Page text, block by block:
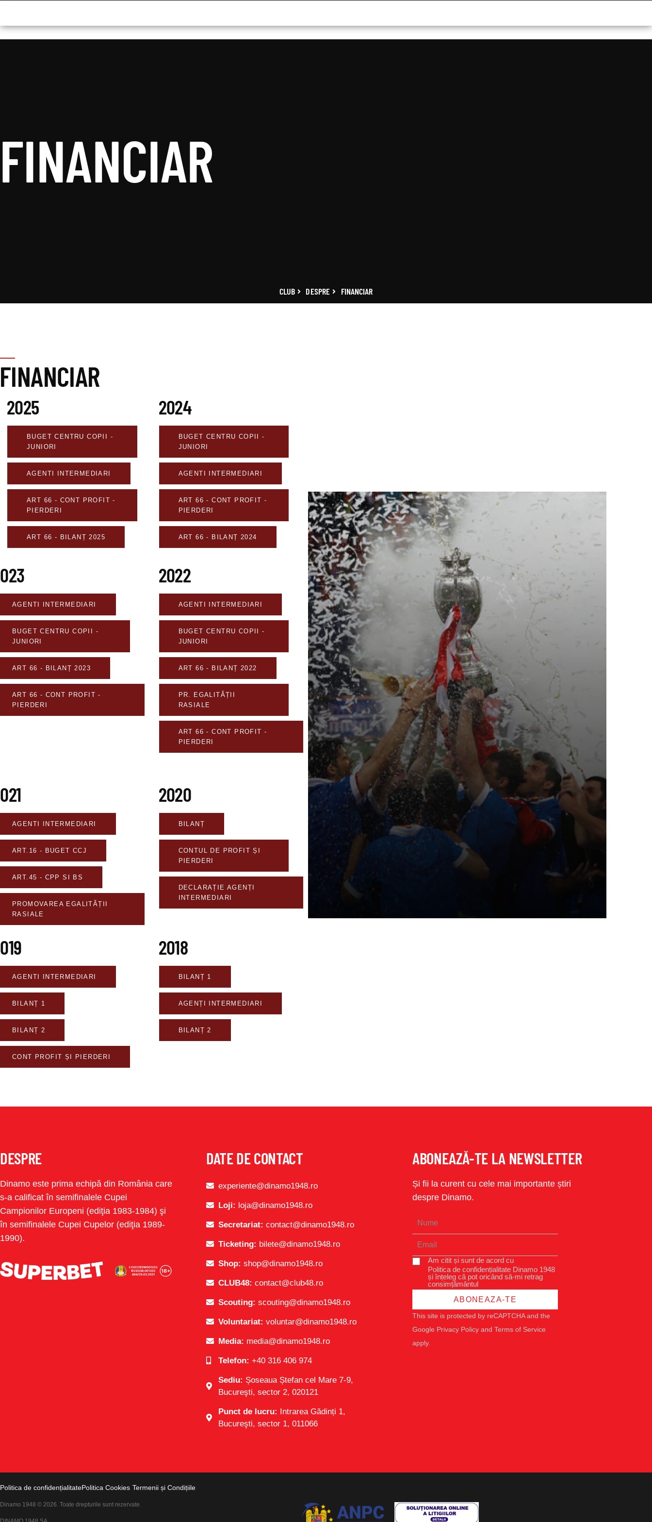
FINANCIAR
CLUB DESPRE FINANCIAR
FINANCIAR
2025
BUGET CENTRU COPII -
JUNIORI
AGENTI INTERMEDIARI
ART 66 - CONT PROFIT -
PIERDERI
ART 66 - BILANȚ 2025
2024
BUGET CENTRU COPII -
JUNIORI
AGENTI INTERMEDIARI
ART 66 - CONT PROFIT -
PIERDERI
ART 66 - BILANȚ 2024
AGENTI INTERMEDIARI
BUGET CENTRU COPII -
JUNIORI
ART 66 - BILANȚ 2023
ART 66 - CONT PROFIT -
PIERDERI
2022
AGENTI INTERMEDIARI
BUGET CENTRU COPII -
JUNIORI
ART 66 - BILANȚ 2022
PR. EGALITĂȚII
RASIALE
ART 66 - CONT PROFIT -
PIERDERI
AGENTI INTERMEDIARI
ART.16 - BUGET CCJ
ART.45 - CPP SI BS
PROMOVAREA EGALITĂȚII
RASIALE
2020
BILANȚ
CONTUL DE PROFIT ȘI
PIERDERI
DECLARAȚIE AGENȚI
INTERMEDIARI
AGENTI INTERMEDIARI
BILANȚ 1
BILANȚ 2
CONT PROFIT ȘI PIERDERI
2018
BILANȚ 1
AGENȚI INTERMEDIARI
BILANȚ 2
DESPRE
Dinamo este prima echipă din România care
s-a calificat în semifinalele Cupei
Campionilor Europeni (ediţia 1983-1984) şi
în semifinalele Cupei Cupelor (ediţia 1989-
1990).
DATE DE CONTACT
experiente@dinamo1948.ro
Loji: loja@dinamo1948.ro
Secretariat: contact@dinamo1948.ro
Ticketing: bilete@dinamo1948.ro
Shop: shop@dinamo1948.ro
CLUB48: contact@club48.ro
Scouting: scouting@dinamo1948.ro
Voluntariat: voluntar@dinamo1948.ro
Media: media@dinamo1948.ro
Telefon: +40 316 406 974
Sediu: Șoseaua Ștefan cel Mare 7-9,
Bucureşti, sector 2, 020121
Punct de lucru: Intrarea Gădinți 1,
Bucureşti, sector 1, 011066
ABONEAZĂ-TE LA NEWSLETTER
Și fii la curent cu cele mai importante știri
despre Dinamo.
Am citit și sunt de acord cu
Politica de confidențialitate Dinamo 1948
și înțeleg că pot oricând să-mi retrag
consimțământul
ABONEAZA-TE
This site is protected by reCAPTCHA and the
Google Privacy Policyand Terms of Service
apply.
Politica de confidențialitatePolitica Cookies Termenii și Condițiile
Dinamo 1948 © 2026. Toate drepturile sunt rezervate.